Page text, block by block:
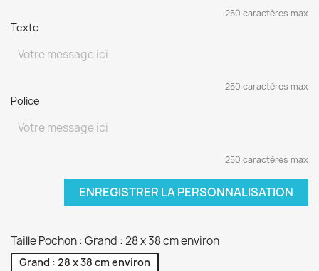
250 caractères max
Texte
250 caractères max
Police
250 caractères max
ENREGISTRER LA PERSONNALISATION
Taille Pochon : Grand : 28 x 38 cm environ
Grand : 28 x 38 cm environ